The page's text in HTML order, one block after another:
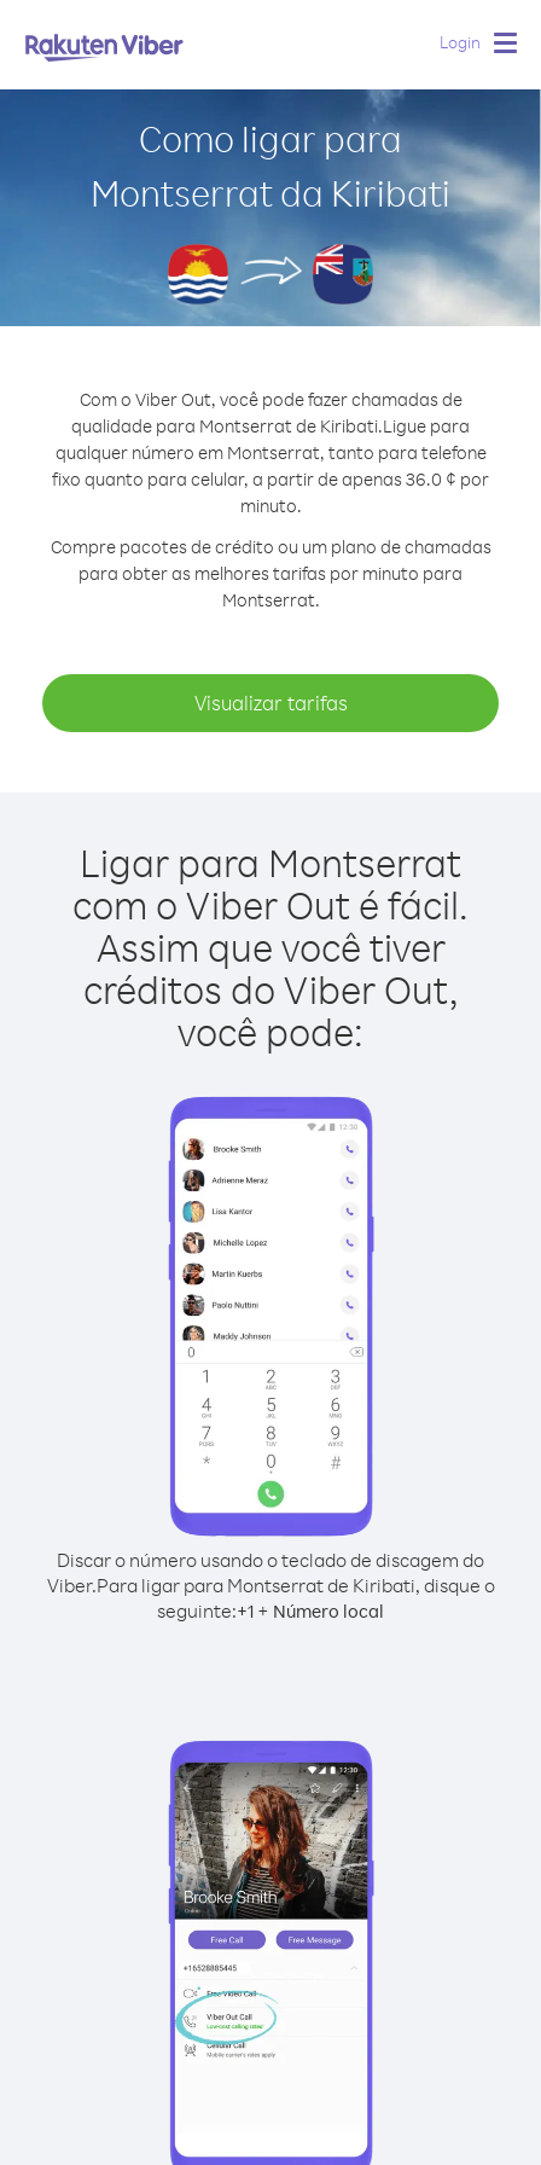
Login
Como ligar para
Montserrat da Kiribati
Com o Viber Out, você pode fazer chamadas de
qualidade para Montserrat de Kiribati.Ligue para
qualquer número em Montserrat, tanto para telefone
fixo quanto para celular, a partir de apenas 36.0 ¢ por
minuto.
Compre pacotes de crédito ou um plano de chamadas
para obter as melhores tarifas por minuto para
Montserrat.
Visualizar tarifas
Ligar para Montserrat
com o Viber Out é fácil.
Assim que você tiver
créditos do Viber Out,
você pode:
Discar o número usando o teclado de discagem do
Viber.Para ligar para Montserrat de Kiribati, disque o
seguinte:+1 + Número local